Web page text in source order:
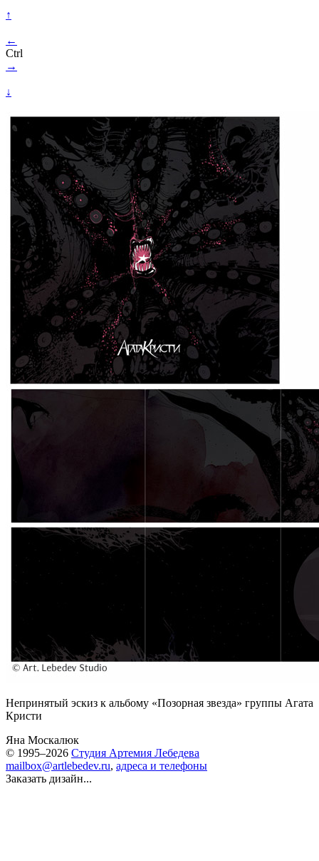
↑
←
Ctrl
→
↓
Непринятый эскиз к альбому «Позорная звезда» группы Агата
Кристи
Яна Москалюк
© 1995–2026 Студия Артемия Лебедева
mailbox@artlebedev.ru, адреса и телефоны
Заказать дизайн...